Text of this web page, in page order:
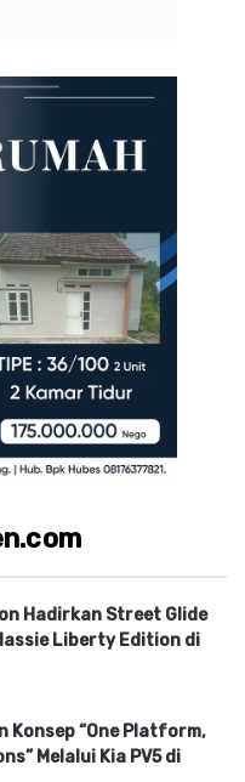
Hadirkan Street Glide
Liberty Edition di
Konsep “One Platform,
Melalui Kia PV5 di